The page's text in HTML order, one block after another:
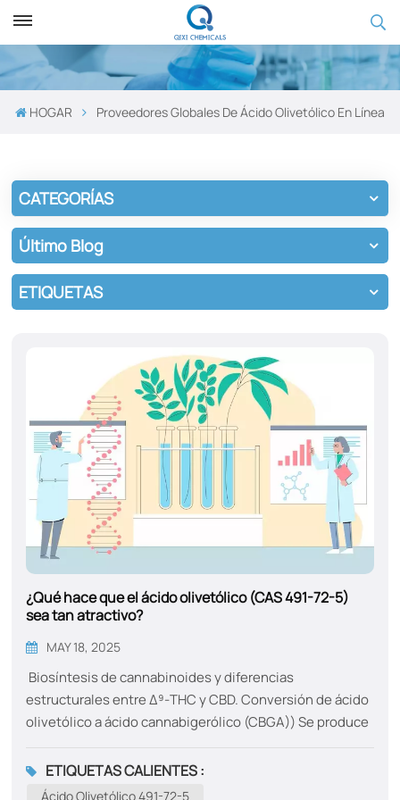
HOGAR Proveedores Globales De Ácido Olivetólico En Línea
CATEGORÍAS
Último Blog
ETIQUETAS
¿Qué hace que el ácido olivetólico (CAS 491-72-5)
sea tan atractivo?
MAY 18, 2025
Biosíntesis de cannabinoides y diferencias
estructurales entre Δ⁹-THC y CBD. Conversión de ácido
olivetólico a ácido cannabigerólico (CBGA)) Se produce
CBGA actúa como el punto de diferenciación a partir del
cual las FAD-oxidasas específicas de cannabinoides
ETIQUETAS CALIENTES :
Ácido Olivetólico 491-72-5